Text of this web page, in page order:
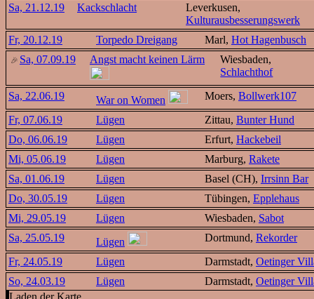
Sa, 21.12.19
Kackschlacht
Leverkusen,
Kulturausbesserungswerk
Fr, 20.12.19
Torpedo Dreigang Marl, Hot Hagenbusch
Sa, 07.09.19
Angst macht keinen Lärm
Wiesbaden,
Schlachthof
Sa, 22.06.19
War on Women Moers, Bollwerk107
Fr, 07.06.19
Lügen Zittau, Bunter Hund
Do, 06.06.19
Lügen Erfurt, Hackebeil
Mi, 05.06.19
Lügen Marburg, Rakete
Sa, 01.06.19
Lügen Basel (CH), Irrsinn Bar
Do, 30.05.19
Lügen Tübingen, Epplehaus
Mi, 29.05.19
Lügen Wiesbaden, Sabot
Sa, 25.05.19
Lügen Dortmund, Rekorder
Fr, 24.05.19
Lügen Darmstadt, Oetinger
So, 24.03.19
Lügen Darmstadt, Oetinger
Laden der Karte...